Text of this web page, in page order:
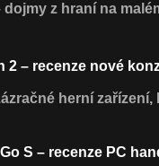
dojmy z hraní na
2 – recenze nové
herní zařízení,
S – recenze PC